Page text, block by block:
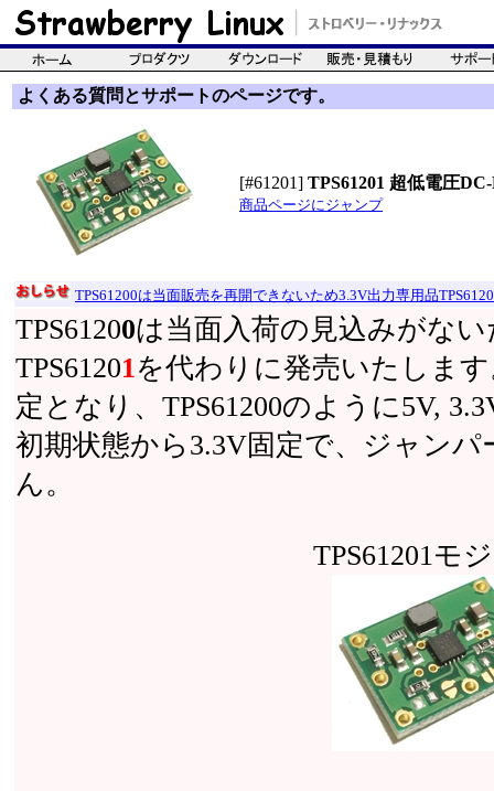
よくある質問とサポートのページです。
[#61201] TPS61201 超低電圧
商品ページにジャンプ
TPS61200は当面販売を再開できないため3.3V出力専用品
TPS61200は当面入荷の見込みがな
TPS61201を代わりに発売いたしま
定となり、TPS61200のように5V,
初期状態から3.3V固定で、ジャン
ん。
TPS61201モ